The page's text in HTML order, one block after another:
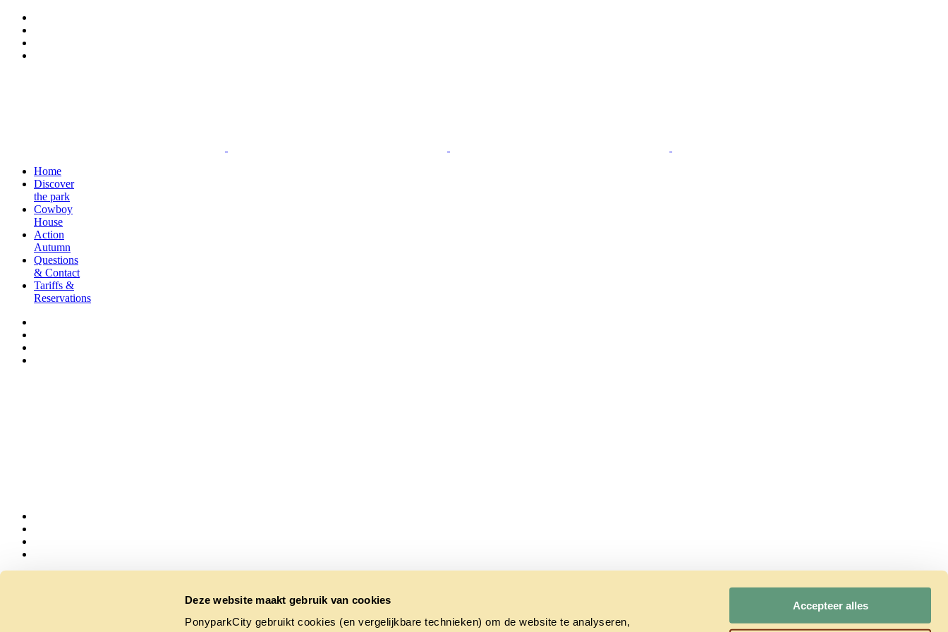
Deze website maakt gebruik van cookies
PonyparkCity gebruikt cookies (en vergelijkbare technieken) om de website te analyseren,
Accepteer alles
Home
Discover
the park
Cowboy
House
Action
Autumn
Questions
& Contact
Tariffs &
Reservations